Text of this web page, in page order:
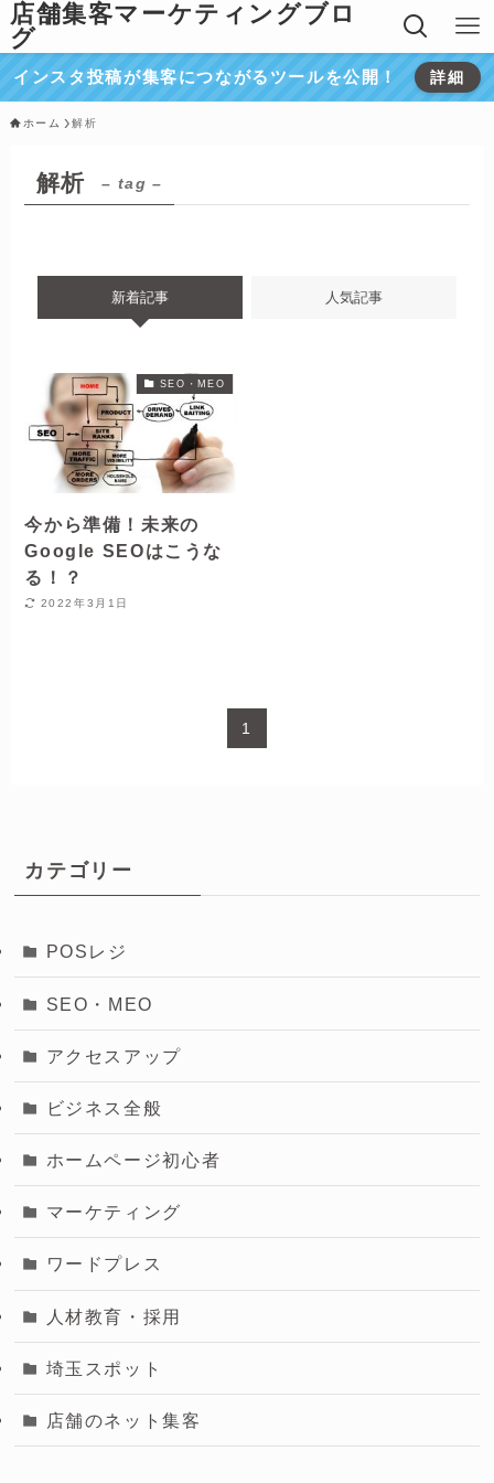
店舗集客マーケティングブロ
グ
インスタ投稿が集客につながるツールを公開！ 詳細
ホーム 解析
解析 – tag –
新着記事 人気記事
SEO・MEO
今から準備！未来の
Google SEOはこうな
る！？
2022年3月1日
1
カテゴリー
POSレジ
SEO・MEO
アクセスアップ
ビジネス全般
ホームページ初心者
マーケティング
ワードプレス
人材教育・採用
埼玉スポット
店舗のネット集客